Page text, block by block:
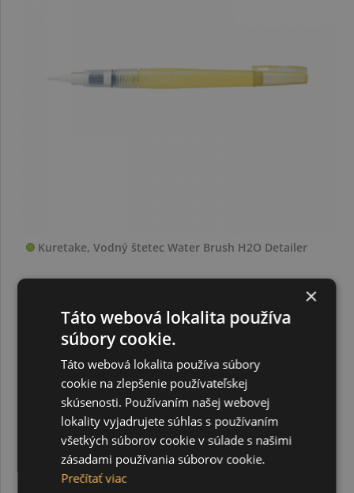
Kuretake, Vodný štetec Water Brush H2O Detailer
×
Táto webová lokalita používa
súbory cookie.
Táto webová lokalita používa súbory
cookie na zlepšenie používateľskej
skúsenosti. Používaním našej webovej
lokality vyjadrujete súhlas s používaním
všetkých súborov cookie v súlade s našimi
zásadami používania súborov cookie.
Prečítať viac